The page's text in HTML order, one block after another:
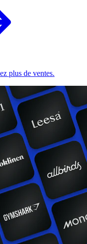
plus de ventes.